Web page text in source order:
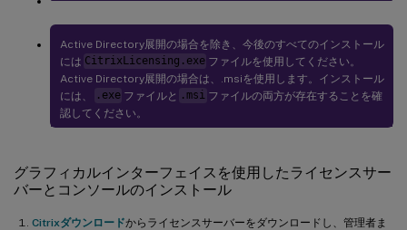
Active Directory展開の場合を除き、今後のすべてのインストール
には CitrixLicensing.exe ファイルを使用してください。
Active Directory展開の場合は、.msiを使用します。インストール
には、
.exe ファイルと .msi ファイルの両方が存在することを確
認してください。
グラフィカルインターフェイスを使用したライセンスサー
バーとコンソールのインストール
Citrixダウンロードからライセンスサーバーをダウンロードし、管理者ま